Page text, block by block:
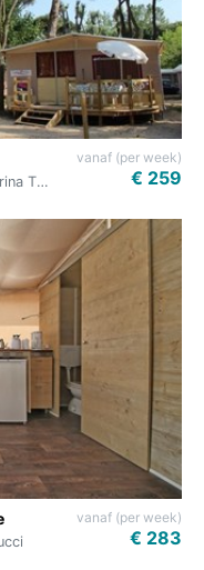
Punta Marina Therme
vanaf (per week)
€ 259
vanaf (per week)
€ 283